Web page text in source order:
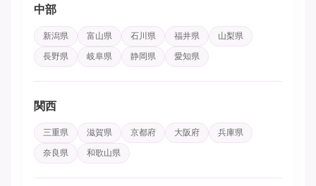
中部
新潟県 富山県 石川県 福井県
山梨県
長野県
岐阜県 静岡県 愛知県
関西
三重県 滋賀県 京都府 大阪府
兵庫県
奈良県
和歌山県